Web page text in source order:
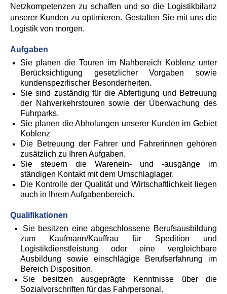
Netzkompetenzen zu schaffen und so die Logistikbilanz
unserer Kunden zu optimieren. Gestalten Sie mit uns die
Logistik von morgen.
Aufgaben
Sie planen die Touren im Nahbereich Koblenz unter
Berücksichtigung gesetzlicher Vorgaben sowie
kundenspezifischer Besonderheiten.
Sie sind zuständig für die Abfertigung und Betreuung
der Nahverkehrstouren sowie der Überwachung des
Fuhrparks.
Sie planen die Abholungen unserer Kunden im Gebiet
Koblenz
Die Betreuung der Fahrer und Fahrerinnen gehören
zusätzlich zu Ihren Aufgaben.
Sie steuern die Warenein- und -ausgänge im
ständigen Kontakt mit dem Umschlaglager.
Die Kontrolle der Qualität und Wirtschaftlichkeit liegen
auch in Ihrem Aufgabenbereich.
Qualifikationen
Sie besitzen eine abgeschlossene Berufsausbildung
zum Kaufmann/Kauffrau für Spedition und
Logistikdienstleistung oder eine vergleichbare
Ausbildung sowie einschlägige Berufserfahrung im
Bereich Disposition.
Sie besitzen ausgeprägte Kenntnisse über die
Sozialvorschriften für das Fahrpersonal.